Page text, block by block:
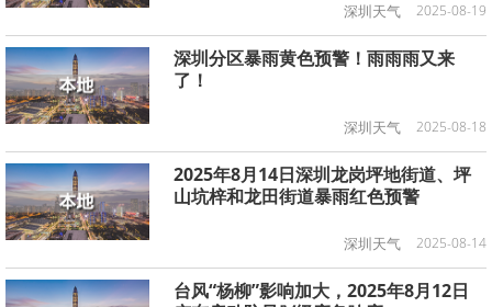
深圳天气 2025-08-19
深圳分区暴雨黄色预警！雨雨雨又来
了！
深圳天气 2025-08-18
2025年8月14日深圳龙岗坪地街道、坪
山坑梓和龙田街道暴雨红色预警
深圳天气 2025-08-14
台风“杨柳”影响加大，2025年8月12日